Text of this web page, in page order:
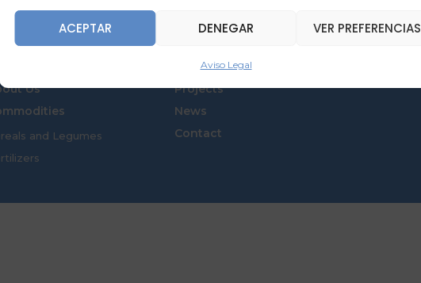
ACEPTAR DENEGAR VER PREFERENCIAS
Aviso Legal
Us
and Legumes
Projects
News
Contact